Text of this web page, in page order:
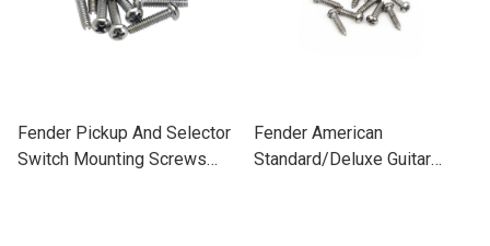
Fender Pickup And Selector
Switch Mounting Screws
Fender American
Standard/Deluxe Guitar